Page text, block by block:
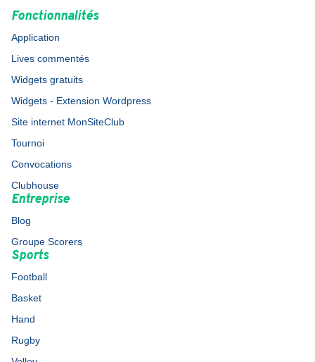
Fonctionnalités
Application
Lives commentés
Widgets gratuits
Widgets - Extension Wordpress
Site internet MonSiteClub
Tournoi
Convocations
Clubhouse
Entreprise
Blog
Groupe Scorers
Sports
Football
Basket
Hand
Rugby